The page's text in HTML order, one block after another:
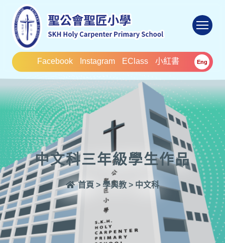
Facebook Instagram EClass 小紅書 Eng
中文科三年級學生作品
首頁 > 學與教 > 中文科